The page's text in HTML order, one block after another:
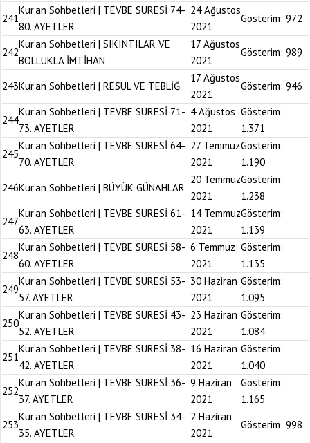
241
Kur’an Sohbetleri | TEVBE SURESİ 74-
80. AYETLER
24 Ağustos
2021
Gösterim: 972
242
Kur’an Sohbetleri | SIKINTILAR VE
BOLLUKLA İMTİHAN
17 Ağustos
2021
Gösterim: 989
243Kur’an Sohbetleri | RESUL VE TEBLİĞ
17 Ağustos
2021
Gösterim: 946
244
Kur’an Sohbetleri | TEVBE SURESİ 71-
73. AYETLER
4 Ağustos
2021
Gösterim:
1.371
245
Kur’an Sohbetleri | TEVBE SURESİ 64-
70. AYETLER
27 Temmuz
2021
Gösterim:
1.190
246Kur’an Sohbetleri | BÜYÜK GÜNAHLAR
20 Temmuz
2021
Gösterim:
1.238
247
Kur’an Sohbetleri | TEVBE SURESİ 61-
63. AYETLER
14 Temmuz
2021
Gösterim:
1.139
248
Kur’an Sohbetleri | TEVBE SURESİ 58-
60. AYETLER
6 Temmuz
2021
Gösterim:
1.135
249
Kur’an Sohbetleri | TEVBE SURESİ 53-
57. AYETLER
30 Haziran
2021
Gösterim:
1.095
250
Kur’an Sohbetleri | TEVBE SURESİ 43-
52. AYETLER
23 Haziran
2021
Gösterim:
1.084
251
Kur’an Sohbetleri | TEVBE SURESİ 38-
42. AYETLER
16 Haziran
2021
Gösterim:
1.040
252
Kur’an Sohbetleri | TEVBE SURESİ 36-
37. AYETLER
9 Haziran
2021
Gösterim:
1.165
253
Kur’an Sohbetleri | TEVBE SURESİ 34-
35. AYETLER
2 Haziran
2021
Gösterim: 998